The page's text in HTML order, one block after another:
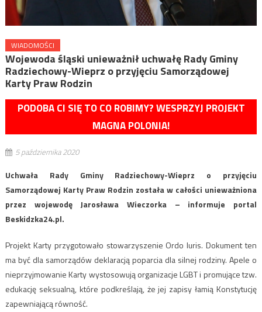
WIADOMOŚCI
Wojewoda śląski unieważnił uchwałę Rady Gminy
Radziechowy-Wieprz o przyjęciu Samorządowej
Karty Praw Rodzin
PODOBA CI SIĘ TO CO ROBIMY? WESPRZYJ PROJEKT
MAGNA POLONIA!
5 października 2020
Uchwała Rady Gminy Radziechowy-Wieprz o przyjęciu
Samorządowej Karty Praw Rodzin została w całości unieważniona
przez wojewodę Jarosława Wieczorka – informuje portal
Beskidzka24.pl.
Projekt Karty przygotowało stowarzyszenie Ordo Iuris. Dokument ten
ma być dla samorządów deklaracją poparcia dla silnej rodziny. Apele o
nieprzyjmowanie Karty wystosowują organizacje LGBT i promujące tzw.
edukację seksualną, które podkreślają, że jej zapisy łamią Konstytucję
zapewniającą równość.